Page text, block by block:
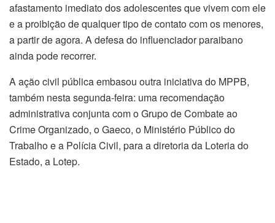
afastamento imediato dos adolescentes que vivem com ele
e a proibição de qualquer tipo de contato com os menores,
a partir de agora. A defesa do influenciador paraibano
ainda pode recorrer.
A ação civil pública embasou outra iniciativa do MPPB,
também nesta segunda-feira: uma recomendação
administrativa conjunta com o Grupo de Combate ao
Crime Organizado, o Gaeco, o Ministério Público do
Trabalho e a Polícia Civil, para a diretoria da Loteria do
Estado, a Lotep.